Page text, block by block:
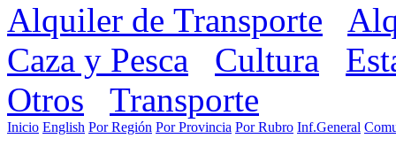
Alquiler de Transporte
Caza y Pesca
Cultura
Otros
Transporte
Inicio English Por Región Por Provincia Por Rubro Inf.General